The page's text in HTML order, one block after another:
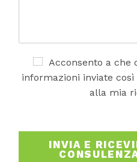
o
m
a
c
c
a
Acconsento a che
informazioni inviate
alla mia
INVIA E